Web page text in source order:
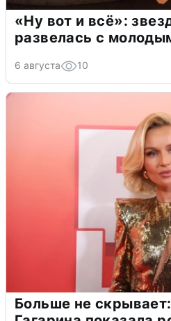
«Ну вот и всё»:
развелась с
6 августа 10
Больше не